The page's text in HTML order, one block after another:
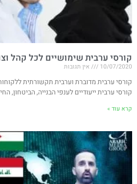
קורסי ערבית שימושיים לכל קהל
10/07/2020 אין תגובות
קורסי ערבית מדוברת וערבית תקשורתית
קורסי ערבית ייעודיים לענפי הבנייה, הביטחון,
קרא עוד »